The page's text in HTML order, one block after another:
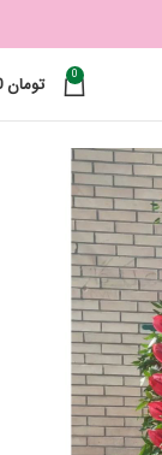
0 تومان0